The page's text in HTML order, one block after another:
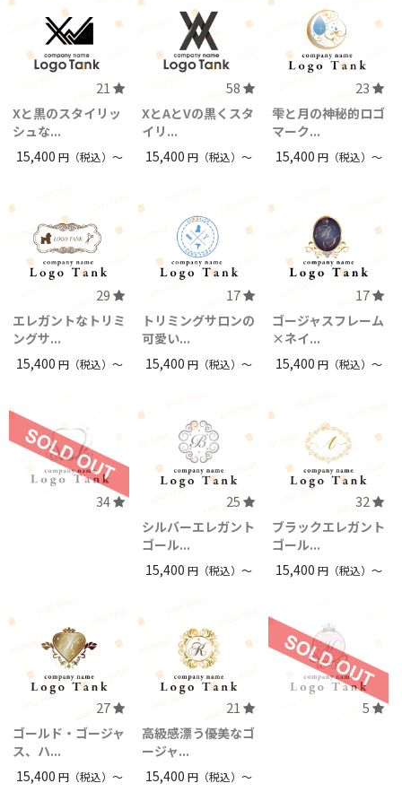
21
Xと黒のスタイリッ
シュな...
15,400 円（税込）〜
58
XとAとVの黒くスタ
イリ...
15,400円（税込）〜
23
雫と月の神秘的ロゴ
マーク...
15,400 円（税込）〜
29
エレガントなトリミ
ングサ...
15,400 円（税込）〜
17
トリミングサロンの
可愛い...
15,400円（税込）〜
17
ゴージャスフレーム
×ネイ...
15,400 円（税込）〜
34 25
シルバーエレガント
ゴール...
15,400円（税込）〜
32
ブラックエレガント
ゴール...
15,400 円（税込）〜
27
ゴールド・ゴージャ
ス、ハ...
15,400 円（税込）〜
21
高級感漂う優美なゴ
ージャ...
15,400円（税込）〜
5